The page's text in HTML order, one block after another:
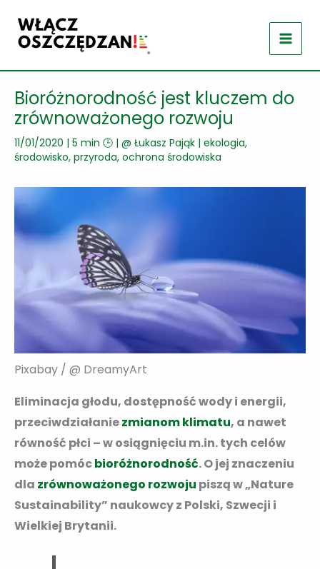
treści
Bioróżnorodność jest kluczem do
zrównoważonego rozwoju
11/01/2020 | 5 min 🕒 | @ Łukasz Pająk | ekologia,
środowisko, przyroda, ochrona środowiska
Pixabay / @ DreamyArt
Eliminacja głodu, dostępność wody i energii,
przeciwdziałaniezmianom klimatu, a nawet
równość płci – w osiągnięciu m.in. tych celów
może pomócbioróżnorodność. O jej znaczeniu
dla zrównoważonego rozwoju piszą w „Nature
Sustainability” naukowcy z Polski, Szwecji i
Wielkiej Brytanii.